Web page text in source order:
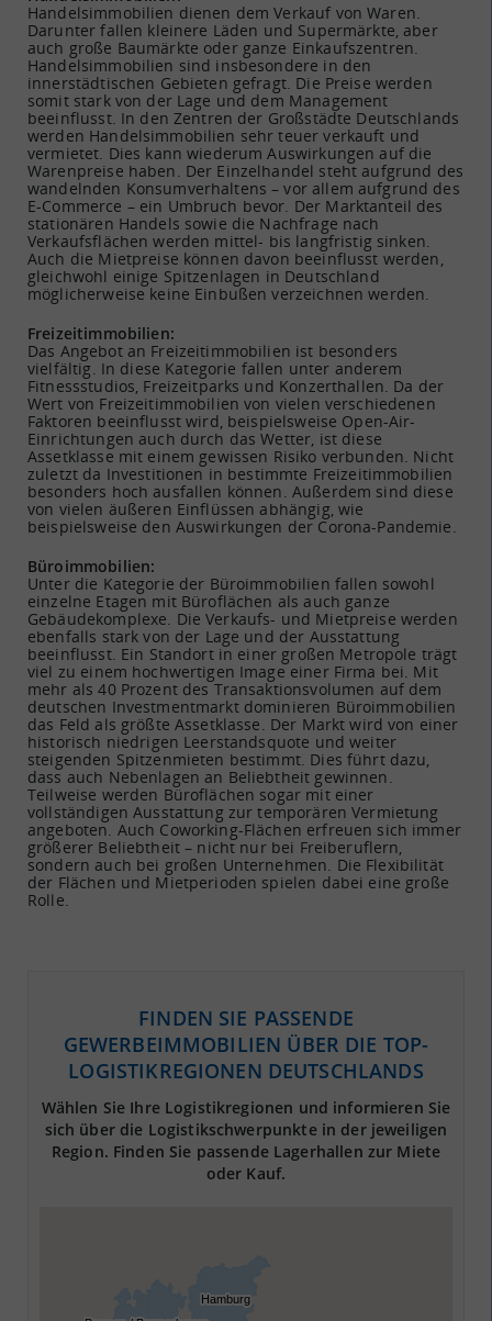
Handelsimmobilien dienen dem Verkauf von Waren.
Darunter fallen kleinere Läden und Supermärkte, aber
auch große Baumärkte oder ganze Einkaufszentren.
Handelsimmobilien sind insbesondere in den
innerstädtischen Gebieten gefragt. Die Preise werden
somit stark von der Lage und dem Management
beeinflusst. In den Zentren der Großstädte Deutschlands
werden Handelsimmobilien sehr teuer verkauft und
vermietet. Dies kann wiederum Auswirkungen auf die
Warenpreise haben. Der Einzelhandel steht aufgrund des
wandelnden Konsumverhaltens – vor allem aufgrund des
E-Commerce – ein Umbruch bevor. Der Marktanteil des
stationären Handels sowie die Nachfrage nach
Verkaufsflächen werden mittel- bis langfristig sinken.
Auch die Mietpreise können davon beeinflusst werden,
gleichwohl einige Spitzenlagen in Deutschland
möglicherweise keine Einbußen verzeichnen werden.
Freizeitimmobilien:
Das Angebot an Freizeitimmobilien ist besonders
vielfältig. In diese Kategorie fallen unter anderem
Fitnessstudios, Freizeitparks und Konzerthallen. Da der
Wert von Freizeitimmobilien von vielen verschiedenen
Faktoren beeinflusst wird, beispielsweise Open-Air-
Einrichtungen auch durch das Wetter, ist diese
Assetklasse mit einem gewissen Risiko verbunden. Nicht
zuletzt da Investitionen in bestimmte Freizeitimmobilien
besonders hoch ausfallen können. Außerdem sind diese
von vielen äußeren Einflüssen abhängig, wie
beispielsweise den Auswirkungen der Corona-Pandemie.
Büroimmobilien:
Unter die Kategorie der Büroimmobilien fallen sowohl
einzelne Etagen mit Büroflächen als auch ganze
Gebäudekomplexe. Die Verkaufs- und Mietpreise werden
ebenfalls stark von der Lage und der Ausstattung
beeinflusst. Ein Standort in einer großen Metropole trägt
viel zu einem hochwertigen Image einer Firma bei. Mit
mehr als 40 Prozent des Transaktionsvolumen auf dem
deutschen Investmentmarkt dominieren Büroimmobilien
das Feld als größte Assetklasse. Der Markt wird von einer
historisch niedrigen Leerstandsquote und weiter
steigenden Spitzenmieten bestimmt. Dies führt dazu,
dass auch Nebenlagen an Beliebtheit gewinnen.
Teilweise werden Büroflächen sogar mit einer
vollständigen Ausstattung zur temporären Vermietung
angeboten. Auch Coworking-Flächen erfreuen sich immer
größerer Beliebtheit – nicht nur bei Freiberuflern,
sondern auch bei großen Unternehmen. Die Flexibilität
der Flächen und Mietperioden spielen dabei eine große
Rolle.
FINDEN SIE PASSENDE
GEWERBEIMMOBILIEN ÜBER DIE TOP-
LOGISTIKREGIONEN DEUTSCHLANDS
Wählen Sie Ihre Logistikregionen und informieren Sie
sich über die Logistikschwerpunkte in der jeweiligen
Region. Finden Sie passende Lagerhallen zur Miete
oder Kauf.